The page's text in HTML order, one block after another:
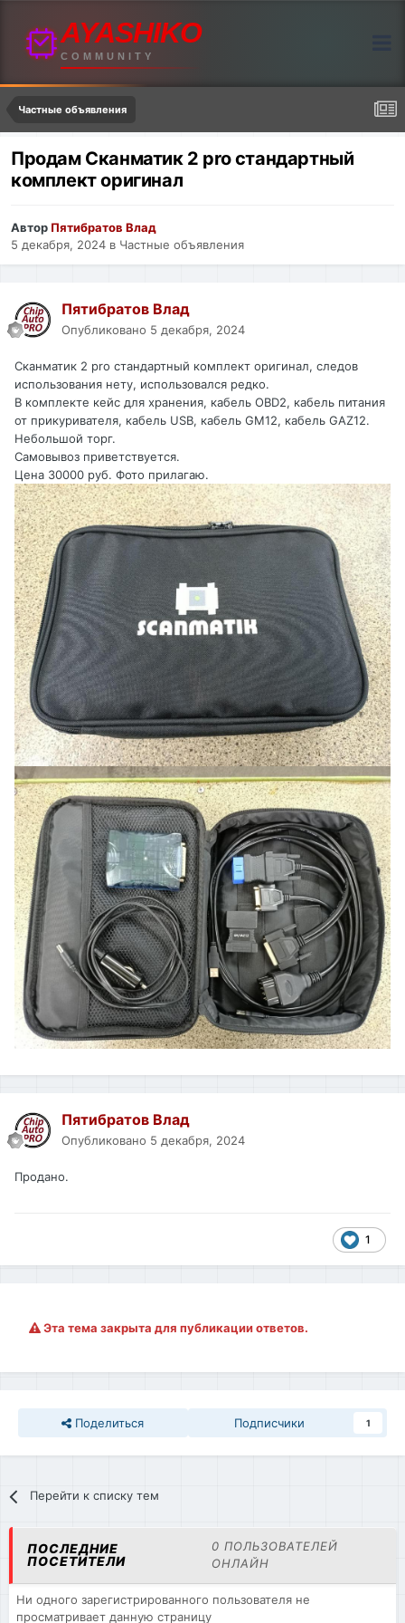
AYASHIKO
COMMUNITY
Частные объявления
Продам Сканматик 2 pro стандартный
комплект оригинал
Автор Пятибратов Влад
5 декабря, 2024 в Частные объявления
Пятибратов Влад
Опубликовано 5 декабря, 2024
Сканматик 2 pro стандартный комплект оригинал, следов
использования нету, использовался редко.
В комплекте кейс для хранения, кабель OBD2, кабель питания
от прикуривателя, кабель USB, кабель GM12, кабель GAZ12.
Небольшой торг.
Самовывоз приветствуется.
Цена 30000 руб. Фото прилагаю.
Пятибратов Влад
Опубликовано 5 декабря, 2024
Продано.
1
Эта тема закрыта для публикации ответов.
Поделиться Подписчики 1
Перейти к списку тем
ПОСЛЕДНИЕ
ПОСЕТИТЕЛИ
0 ПОЛЬЗОВАТЕЛЕЙ
ОНЛАЙН
Ни одного зарегистрированного пользователя не
просматривает данную страницу